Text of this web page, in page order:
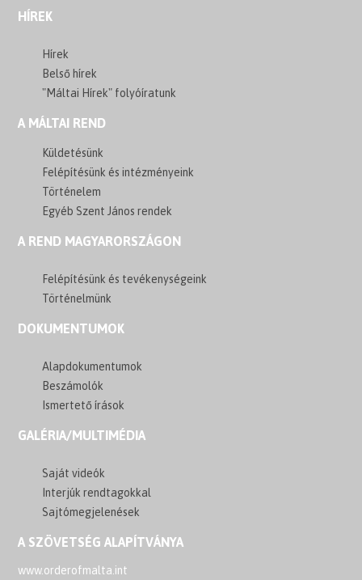
HÍREK
Hírek
Belső hírek
"Máltai Hírek" folyóíratunk
A MÁLTAI REND
Küldetésünk
Felépítésünk és intézményeink
Történelem
Egyéb Szent János rendek
A REND MAGYARORSZÁGON
Felépítésünk és tevékenységeink
Történelmünk
DOKUMENTUMOK
Alapdokumentumok
Beszámolók
Ismertető írások
GALÉRIA/MULTIMÉDIA
Saját videók
Interjúk rendtagokkal
Sajtómegjelenések
A SZÖVETSÉG ALAPÍTVÁNYA
www.orderofmalta.int